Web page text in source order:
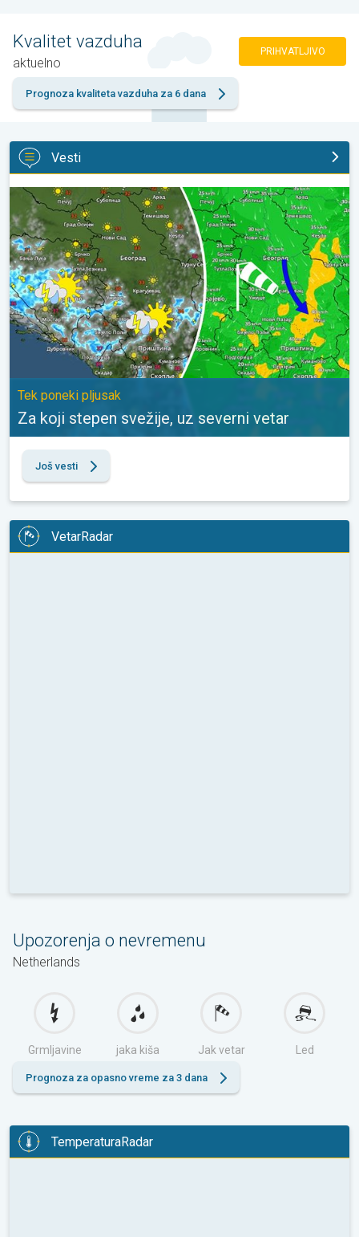
Kvalitet vazduha
aktuelno
PRIHVATLJIVO
Prognoza kvaliteta vazduha za 6 dana
Vesti
Za koji stepen svežije, uz severni vetar. Tek poneki pljusak. . .
Tek poneki pljusak
Za koji stepen svežije, uz severni vetar
Još vesti
VetarRadar
Upozorenja o nevremenu
Netherlands
Grmljavine jaka kiša Jak vetar Led
Prognoza za opasno vreme za 3 dana
TemperaturaRadar